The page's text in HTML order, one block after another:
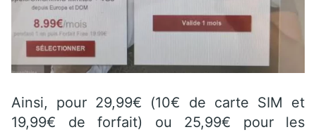
Ainsi, pour 29,99€ (10€ de carte SIM et
19,99€ de forfait) ou 25,99€ pour les